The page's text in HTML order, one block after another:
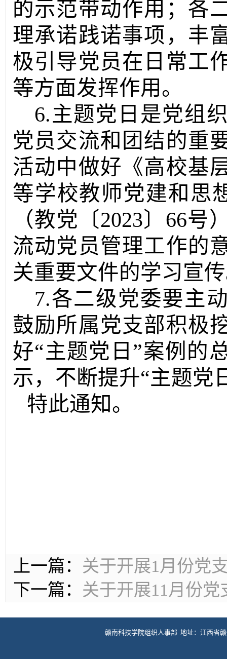
的示范带动作用；各
理承诺践诺事项，丰
极引导党员在日常工
等方面发挥作用。
6.主题党日是党组
党员交流和团结的重
活动中做好《高校基
等学校教师党建和思
（教党〔2023〕66
流动党员管理工作的
关重要文件的学习宣
7.各二级党委要主
鼓励所属党支部积极
好“主题党日”案例的
示，不断提升“主题党
特此通知。
上一篇： 关于开展1月份党
下一篇： 关于开展11月份党
赣南科技学院组织人事部 地址：江西省